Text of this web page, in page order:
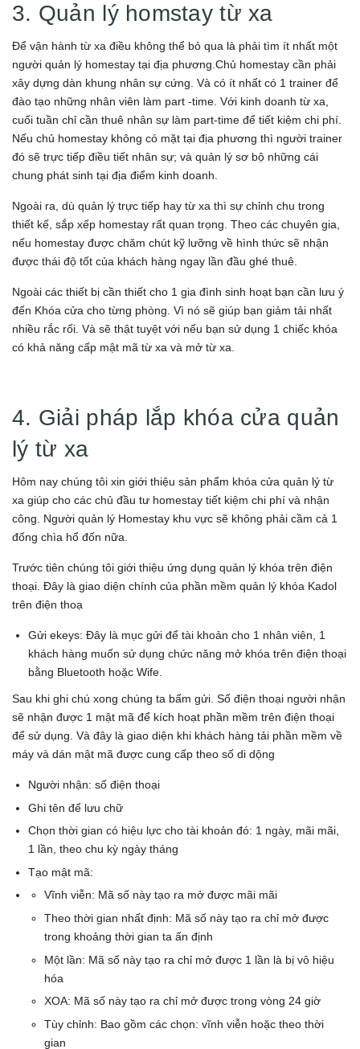
3. Quản lý homstay từ xa
Để vận hành từ xa điều không thể bỏ qua là phải tìm ít nhất một
người quản lý homestay tại địa phương.Chủ homestay cần phải
xây dựng dàn khung nhân sự cứng. Và có ít nhất có 1 trainer để
đào tạo những nhân viên làm part -time. Với kinh doanh từ xa,
cuối tuần chỉ cần thuê nhân sự làm part-time để tiết kiệm chi phí.
Nếu chủ homestay không có mặt tại địa phương thì người trainer
đó sẽ trực tiếp điều tiết nhân sự; và quản lý sơ bộ những cái
chung phát sinh tại địa điểm kinh doanh.
Ngoài ra, dù quản lý trực tiếp hay từ xa thì sự chỉnh chu trong
thiết kế, sắp xếp homestay rất quan trọng. Theo các chuyên gia,
nếu homestay được chăm chút kỹ lưỡng về hình thức sẽ nhận
được thái độ tốt của khách hàng ngay lần đầu ghé thuê.
Ngoài các thiết bị cần thiết cho 1 gia đình sinh hoạt bạn cần lưu ý
đến Khóa cửa cho từng phòng. Vì nó sẽ giúp bạn giảm tải nhất
nhiều rắc rối. Và sẽ thật tuyệt với nếu bạn sử dụng 1 chiếc khóa
có khả năng cấp mật mã từ xa và mở từ xa.
4. Giải pháp lắp khóa cửa quản
lý từ xa
Hôm nay chúng tôi xin giới thiệu sản phẩm khóa cửa quản lý từ
xa giúp cho các chủ đầu tư homestay tiết kiệm chi phí và nhận
công. Người quản lý Homestay khu vực sẽ không phải cầm cả 1
đống chìa hổ đốn nữa.
Trước tiên chúng tôi giới thiệu ứng dụng quản lý khóa trên điện
thoại. Đây là giao diện chính của phần mềm quản lý khóa Kadol
trên điện thoạ
Gửi ekeys: Đây là mục gửi để tài khoản cho 1 nhân viên, 1
khách hàng muốn sử dụng chức năng mở khóa trên điện thoại
bằng Bluetooth hoặc Wife.
Sau khi ghi chú xong chúng ta bấm gửi. Số điện thoại người nhận
sẽ nhận được 1 mật mã để kích hoạt phần mềm trên điện thoại
để sử dụng. Và đây là giao diện khi khách hàng tải phần mềm về
máy và dán mật mã được cung cấp theo số di dộng
Người nhận: số điện thoại
Ghi tên để lưu chữ
Chọn thời gian có hiệu lực cho tài khoản đó: 1 ngày, mãi mãi,
1 lần, theo chu kỳ ngày tháng
Tạo mật mã:
Vĩnh viễn: Mã số này tạo ra mở được mãi mãi
Theo thời gian nhất định: Mã số này tạo ra chỉ mở được
trong khoảng thời gian ta ấn định
Một lần: Mã số này tạo ra chỉ mở được 1 lần là bị vô hiệu
hóa
XOA: Mã số này tạo ra chỉ mở được trong vòng 24 giờ
Tùy chỉnh: Bao gồm các chọn: vĩnh viễn hoặc theo thời
gian